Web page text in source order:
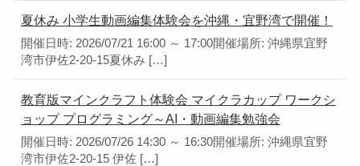
夏休み 小学生動画編集体験会を沖縄・宜野湾で開催！
開催日時: 2026/07/21 16:00 ～ 17:00開催場所: 沖縄県宜野
湾市伊佐2-20-15夏休み […]
教育版マインクラフト体験会 マイクラカップ ワークシ
ョップ プログラミング～AI・動画編集勉強会
開催日時: 2026/07/26 14:30 ～ 16:30開催場所: 沖縄県宜野
湾市伊佐2-20-15 伊佐 […]